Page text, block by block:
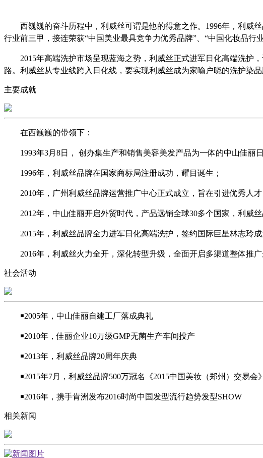
西巍巍的奋斗历程中，利威丝可谓是他的得意之作。1996年，利威
行业前三甲，接连荣获“中国美业最具竞争力优秀品牌”、“中国化妆品行
2015年高端洗护市场呈现蓝海之势，利威丝正式进军日化高端洗护
路。利威丝从专业线跨入日化线，要实现利威丝成为家喻户晓的洗护染
主要成就
在西巍巍的带领下：
1993年3月8日， 创办集生产和销售美容美发产品为一体的中山佳丽
1996年，利威丝品牌在国家商标局注册成功，耀目诞生；
2010年，广州利威丝品牌运营推广中心正式成立，旨在引进优秀人
2012年，中山佳丽开启外贸时代，产品远销全球30多个国家，利威丝
2015年，利威丝品牌全力进军日化高端洗护，签约国际巨星林志玲
2016年，利威丝火力全开，深化转型升级，全面开启多渠道整体推
社会活动
￭2005年，中山佳丽自建工厂落成典礼
￭2010年，佳丽企业10万级GMP无菌生产车间投产
￭2013年，利威丝品牌20周年庆典
￭2015年7月，利威丝品牌500万冠名《2015中国美妆（郑州）交易会
￭2016年，携手肯洲发布2016时尚中国发型流行趋势发型SHOW
相关新闻